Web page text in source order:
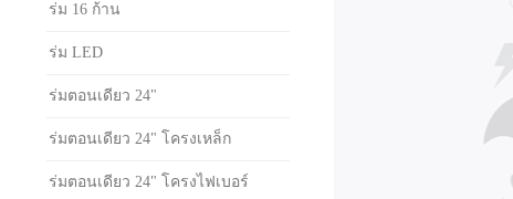
ร่ม 16 ก้าน
ร่ม LED
ร่มตอนเดียว 24"
ร่มตอนเดียว 24" โครงเหล็ก
ร่มตอนเดียว 24" โครงไฟเบอร์